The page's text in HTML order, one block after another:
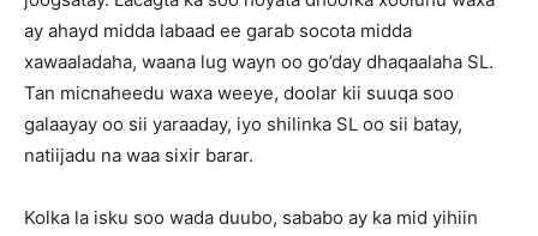
ay ahayd midda labaad ee garab socota midda
xawaaladaha, waana lug wayn oo go’day dhaqaalaha SL.
Tan micnaheedu waxa weeye, doolar kii suuqa soo
galaayay oo sii yaraaday, iyo shilinka SL oo sii batay,
natiijadu na waa sixir barar.
Kolka la isku soo wada duubo, sababo ay ka mid yihiin